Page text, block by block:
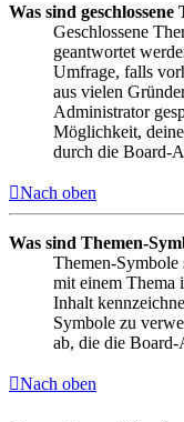
Was sind geschlossene
Geschlossene
geantwortet
Umfrage, falls
aus vielen
Administrator
Möglichkeit,
durch die Board-
Nach oben
Was sind Themen-
Themen-
mit einem Thema
Inhalt
Symbole zu
ab, die die Board-
Nach oben